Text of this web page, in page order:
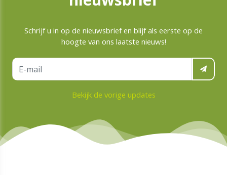
Schrijf u in op de nieuwsbrief en blijf als eerste op de
hoogte van ons laatste nieuws!
Bekijk de vorige updates